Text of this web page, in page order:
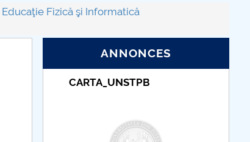
studenți STIRI-EVENIMENTE DMI
Cercetare științifică
Fizică şi Informatică
ANNONCES
Taxe de școlarizare